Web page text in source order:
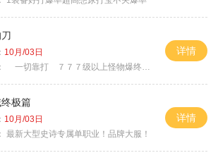
刀
10月/03日
一切靠打 ７７７级以上怪物爆终极
详情
极篇
10月/03日
最新大型史诗专属单职业！品牌大服！
详情